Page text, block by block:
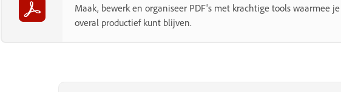
Maak, bewerk en organiseer PDF's met krachtige tools waarmee je
overal productief kunt blijven.